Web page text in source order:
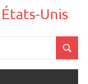
États-Unis